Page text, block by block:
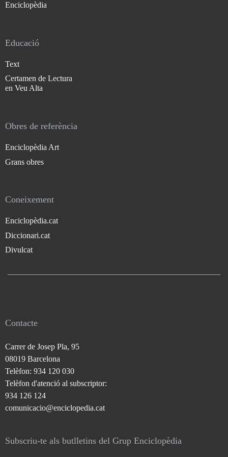
Enciclopèdia
Educació
Text
Certamen de Lectura
en Veu Alta
Obres de referència
Enciclopèdia Art
Grans obres
Coneixement
Enciclopèdia.cat
Diccionari.cat
Divulcat
Contacte
Carrer de Josep Pla, 95
08019 Barcelona
Telèfon: 934 120 030
Telèfon d'atenció al subscriptor:
934 126 124
comunicacio@enciclopedia.cat
Subscriu-te als butlletins del Grup Enciclopèdia